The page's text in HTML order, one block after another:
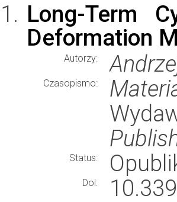
Long-Term
Deformation
Autorzy:
Czasopismo:
Status:
Doi: